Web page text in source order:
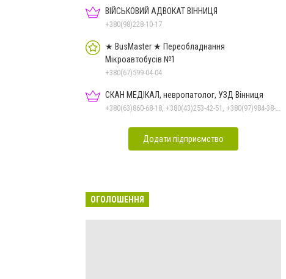
ВІЙСЬКОВИЙ АДВОКАТ ВІННИЦЯ
+380(98)228-10-17
★ BusMaster ★ Переобладнання
Мікроавтобусів №1
+380(67)599-04-04
СКАН МЕДІКАЛ, невропатолог, УЗД Вінниця
+380(63)860-68-18, +380(43)253-42-51, +380(97)984-38-80
Додати підприємство
ОГОЛОШЕННЯ